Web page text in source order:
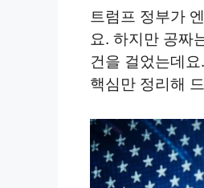
트럼프 정부가
요. 하지만 공짜
건을 걸었는데
핵심만 정리해